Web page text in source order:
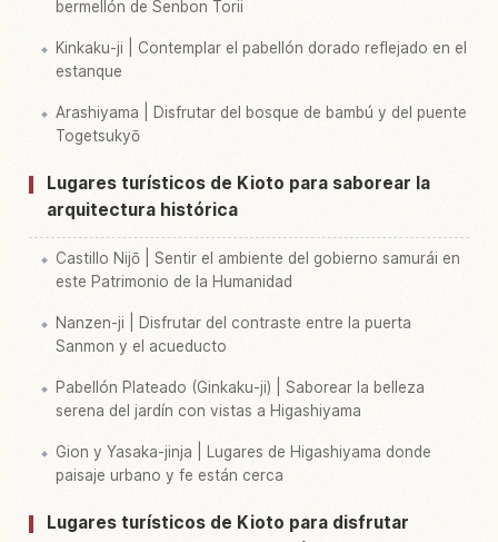
bermellón de Senbon Torii
Kinkaku-ji | Contemplar el pabellón dorado reflejado en el
estanque
Arashiyama | Disfrutar del bosque de bambú y del puente
Togetsukyō
Lugares turísticos de Kioto para saborear la
arquitectura histórica
Castillo Nijō | Sentir el ambiente del gobierno samurái en
este Patrimonio de la Humanidad
Nanzen-ji | Disfrutar del contraste entre la puerta
Sanmon y el acueducto
Pabellón Plateado (Ginkaku-ji) | Saborear la belleza
serena del jardín con vistas a Higashiyama
Gion y Yasaka-jinja | Lugares de Higashiyama donde
paisaje urbano y fe están cerca
Lugares turísticos de Kioto para disfrutar